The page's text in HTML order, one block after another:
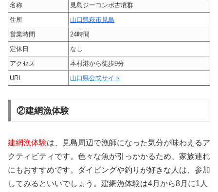
名称
見島ジーコンボ古墳群
住所
山口県萩市見島
営業時間
24時間
定休日
なし
アクセス
本村港から徒歩9分
URL
山口県公式サイト
②建網漁体験
建網漁体験は、見島周辺で漁師になった気分が味わえるア
クティビティです。色々な魚が引っかかるため、家族連れ
にもおすすめです。ダイビングや釣りが好きな人は、参加
してみるといいでしょう。建網漁体験は4月から8月に1人